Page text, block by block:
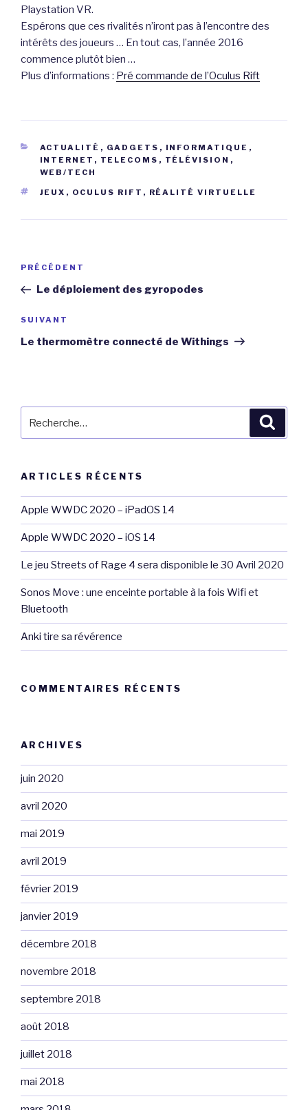
Playstation VR.
Espérons que ces rivalités n’iront pas à l’encontre des
intérêts des joueurs … En tout cas, l’année 2016
commence plutôt bien …
Plus d’informations : Pré commande de l’Oculus Rift
CATÉGORIES
ACTUALITÉ , GADGETS , INFORMATIQUE ,
INTERNET , TELECOMS , TÉLÉVISION ,
WEB/TECH
ÉTIQUETTES
JEUX , OCULUS RIFT , RÉALITÉ VIRTUELLE
Navigation
l’article
Article
précédent
PRÉCÉDENT
Le déploiement des gyropodes
Article
suivant
SUIVANT
Le thermomètre connecté de Withings
pour
ARTICLES RÉCENTS
Apple WWDC 2020 – iPadOS 14
Apple WWDC 2020 – iOS 14
Le jeu Streets of Rage 4 sera disponible le 30 Avril 2020
Sonos Move : une enceinte portable à la fois Wifi et
Bluetooth
Anki tire sa révérence
COMMENTAIRES RÉCENTS
ARCHIVES
juin 2020
avril 2020
mai 2019
avril 2019
février 2019
janvier 2019
décembre 2018
novembre 2018
septembre 2018
août 2018
juillet 2018
mai 2018